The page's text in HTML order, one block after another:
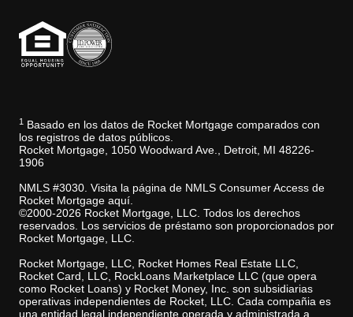
1
Basado en los datos de Rocket Mortgage comparados con
los registros de datos públicos.
Rocket Mortgage, 1050 Woodward Ave., Detroit, MI 48226-
1906
NMLS #3030. Visita la página de NMLS Consumer Access de
Rocket Mortgage aquí.
©2000-2026 Rocket Mortgage, LLC. Todos los derechos
reservados. Los servicios de préstamo son proporcionados por
Rocket Mortgage, LLC.
Rocket Mortgage, LLC, Rocket Homes Real Estate LLC,
Rocket Card, LLC, RockLoans Marketplace LLC (que opera
como Rocket Loans) y Rocket Money, Inc. son subsidiarias
operativas independientes de Rocket, LLC. Cada compañia es
una entidad legal independiente operada y administrada a